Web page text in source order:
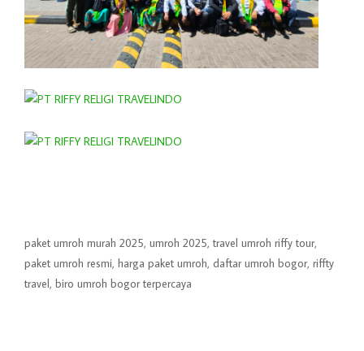
paket umroh murah 2025, umroh 2025, travel umroh riffy tour,
paket umroh resmi, harga paket umroh, daftar umroh bogor, riffty
travel, biro umroh bogor terpercaya